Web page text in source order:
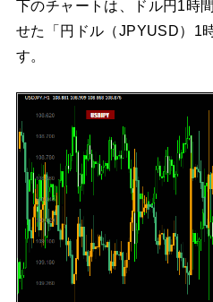
下のチャートは、ドル円1時
せた「円ドル（JPYUSD）1
す。